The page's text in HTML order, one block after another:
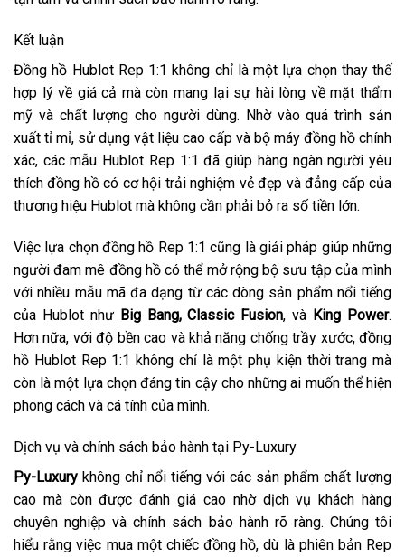
Kết luận
Đồng hồ Hublot Rep 1:1 không chỉ là một lựa chọn thay thế
hợp lý về giá cả mà còn mang lại sự hài lòng về mặt thẩm
mỹ và chất lượng cho người dùng. Nhờ vào quá trình sản
xuất tỉ mỉ, sử dụng vật liệu cao cấp và bộ máy đồng hồ chính
xác, các mẫu Hublot Rep 1:1 đã giúp hàng ngàn người yêu
thích đồng hồ có cơ hội trải nghiệm vẻ đẹp và đẳng cấp của
thương hiệu Hublot mà không cần phải bỏ ra số tiền lớn.
Việc lựa chọn đồng hồ Rep 1:1 cũng là giải pháp giúp những
người đam mê đồng hồ có thể mở rộng bộ sưu tập của mình
với nhiều mẫu mã đa dạng từ các dòng sản phẩm nổi tiếng
của Hublot như Big Bang, Classic Fusion, và King Power.
Hơn nữa, với độ bền cao và khả năng chống trầy xước, đồng
hồ Hublot Rep 1:1 không chỉ là một phụ kiện thời trang mà
còn là một lựa chọn đáng tin cậy cho những ai muốn thể hiện
phong cách và cá tính của mình.
Dịch vụ và chính sách bảo hành tại Py-Luxury
Py-Luxury không chỉ nổi tiếng với các sản phẩm chất lượng
cao mà còn được đánh giá cao nhờ dịch vụ khách hàng
chuyên nghiệp và chính sách bảo hành rõ ràng. Chúng tôi
hiểu rằng việc mua một chiếc đồng hồ, dù là phiên bản Rep